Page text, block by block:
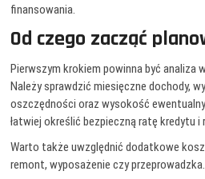
finansowania.
Od czego zacząć
Pierwszym krokiem powinna być analiza
Należy sprawdzić miesięczne dochody,
oszczędności oraz wysokość
łatwiej określić bezpieczną ratę kredytu i
Warto także uwzględnić dodatkowe
remont, wyposażenie czy przeprowadzka.